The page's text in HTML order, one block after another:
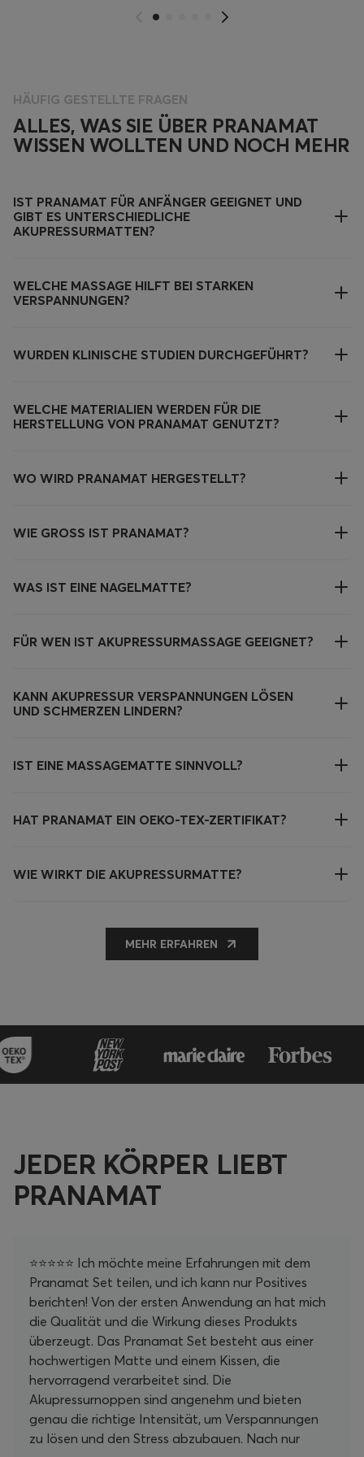
HÄUFIG GESTELLTE FRAGEN
ALLES, WAS SIE ÜBER PRANAMAT
WISSEN WOLLTEN UND NOCH MEHR
IST PRANAMAT FÜR ANFÄNGER GEEIGNET UND
GIBT ES UNTERSCHIEDLICHE
AKUPRESSURMATTEN?
WELCHE MASSAGE HILFT BEI STARKEN
VERSPANNUNGEN?
WURDEN KLINISCHE STUDIEN DURCHGEFÜHRT?
WELCHE MATERIALIEN WERDEN FÜR DIE
HERSTELLUNG VON PRANAMAT GENUTZT?
WO WIRD PRANAMAT HERGESTELLT?
WIE GROSS IST PRANAMAT?
WAS IST EINE NAGELMATTE?
FÜR WEN IST AKUPRESSURMASSAGE GEEIGNET?
KANN AKUPRESSUR VERSPANNUNGEN LÖSEN
UND SCHMERZEN LINDERN?
IST EINE MASSAGEMATTE SINNVOLL?
HAT PRANAMAT EIN OEKO-TEX-ZERTIFIKAT?
WIE WIRKT DIE AKUPRESSURMATTE?
MEHR ERFAHREN
JEDER KÖRPER LIEBT
PRANAMAT
⭐⭐⭐⭐⭐ Ich möchte meine Erfahrungen mit dem
Pranamat Set teilen, und ich kann nur Positives
berichten! Von der ersten Anwendung an hat mich
die Qualität und die Wirkung dieses Produkts
überzeugt. Das Pranamat Set besteht aus einer
hochwertigen Matte und einem Kissen, die
hervorragend verarbeitet sind. Die
Akupressurnoppen sind angenehm und bieten
genau die richtige Intensität, um Verspannungen
zu lösen und den Stress abzubauen. Nach nur